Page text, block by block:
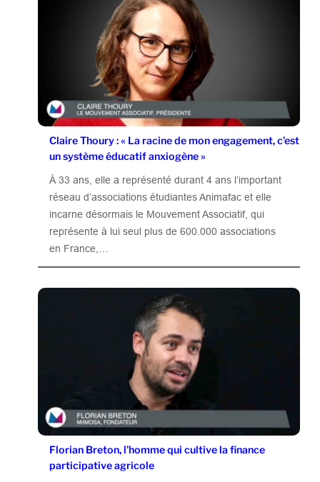
Claire Thoury : « La racine de mon engagement, c’est
un système éducatif anxiogène »
À 33 ans, elle a représenté durant 4 ans l’important
réseau d’associations étudiantes Animafac et elle
incarne désormais le Mouvement Associatif, qui
représente à lui seul plus de 600.000 associations
en France,…
Florian Breton, l’homme qui cultive la finance
participative agricole